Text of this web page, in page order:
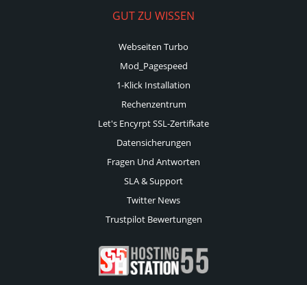
GUT ZU WISSEN
Webseiten Turbo
Mod_Pagespeed
1-Klick Installation
Rechenzentrum
Let's Encyrpt SSL-Zertifkate
Datensicherungen
Fragen Und Antworten
SLA & Support
Twitter News
Trustpilot Bewertungen